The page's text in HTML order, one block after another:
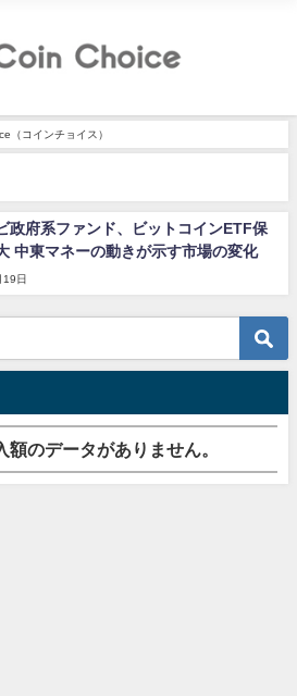
（コインチョイス）
政府系ファンド、ビットコインETF保
中東マネーの動きが示す市場の変化
19日
額のデータがありません。